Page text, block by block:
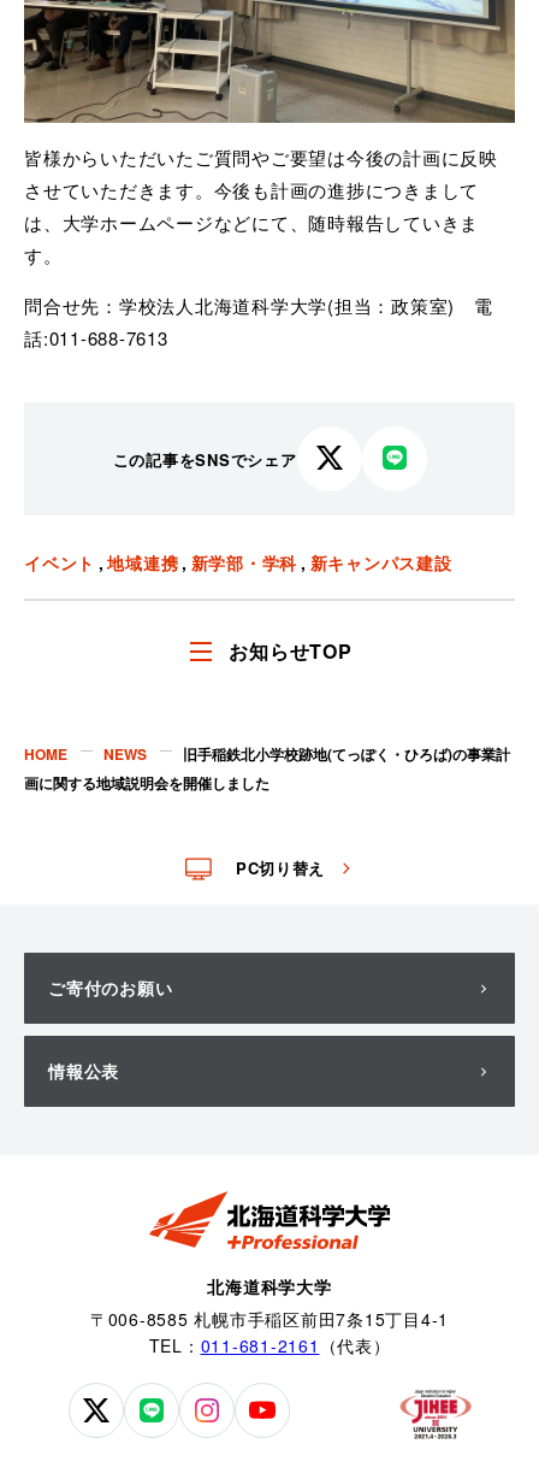
皆様からいただいたご質問やご要望は今後の計画に反映
させていただきます。今後も計画の進捗につきまして
は、大学ホームページなどにて、随時報告していきま
す。
問合せ先：学校法人北海道科学大学(担当：政策室) 電
話:011-688-7613
この記事をSNSでシェア
X
ェ
る
LINE
ェ
イベント 地域連携 新学部・学科 新キャンパス建設
お知らせTOP
HOME NEWS
旧手稲鉄北小学校跡地(てっぽく・ひろば)の事業計
画に関する地域説明会を開催しました
PC切り替え
ご寄付のお願い
情報公表
北海道科学大学
〒006-8585 札幌市手稲区前田7条15丁目4-1
TEL： 011-681-2161 （代表）
北
北
北
北